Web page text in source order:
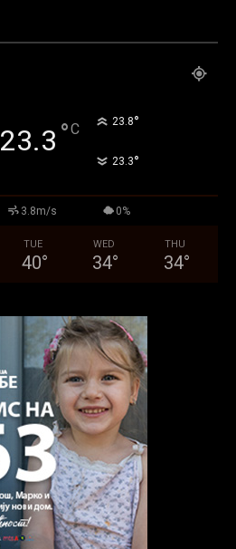
23.3 °C 23.8°
23.3°
3.8m/s 0%
TUE
40°
WED
34°
THU
34°